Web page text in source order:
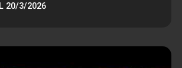
20/3/2026